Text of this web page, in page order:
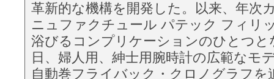
革新的な機構を開発した。以来、年次
ニュファクチュール パテック フィリ
浴びるコンプリケーションのひとつと
日、婦人用、紳士用腕時計の広範なモ
自動巻フライバック・クロノグラフを